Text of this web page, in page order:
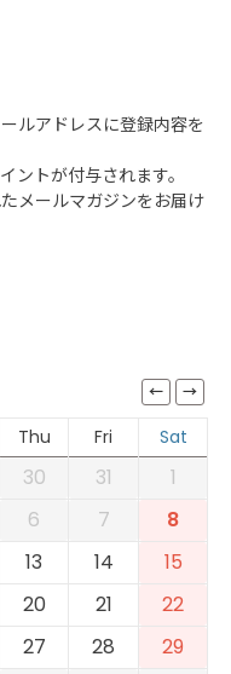
ルアドレスに登録内容を
ントが付与されます。
メールマガジンをお届け
Thu Fri Sat
30 31
1
6 7
8
13 14
15
20 21
22
27 28
29